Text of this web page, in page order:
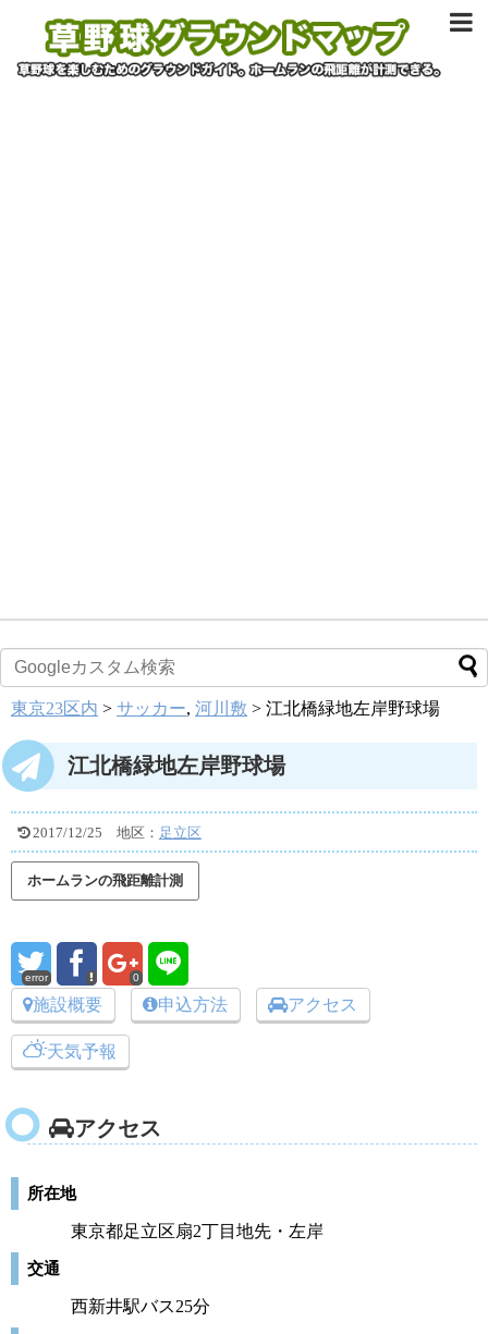
東京23区内 > サッカー, 河川敷 > 江北橋緑地左岸野球場
江北橋緑地左岸野球場
2017/12/25 地区： 足立区
error 0
施設概要 申込方法 アクセス
天気予報
アクセス
所在地
東京都足立区扇2丁目地先・左岸
交通
西新井駅バス25分